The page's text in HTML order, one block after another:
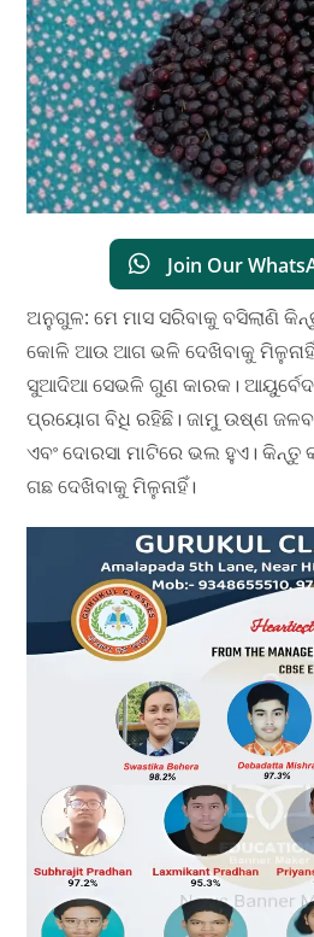
Join Our
ଅନୁଗୁଳ: ମେ ମାସ ସରିବାକୁ ବସିଲାଣି
କୋଳି ଆଉ ଆଗ ଭଳି ଦେଖିବାକୁ
ସୁଆଦିଆ ସେଭଳି ଗୁଣ କାରକ।
ପ୍ରୟୋଗ ବିଧି ରହିଛି। ଜାମୁ ଉଷ୍ଣ
ଏବଂ ଦୋରସା ମାଟିରେ ଭଲ ହୁଏ।
ଗଛ ଦେଖିବାକୁ ମିଳୁନାହିଁ।